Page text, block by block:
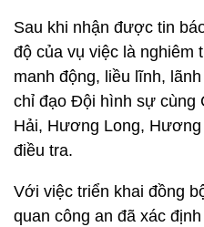
Sau khi nhận được tin
độ của vụ việc là nghiêm
manh động, liều lĩnh,
chỉ đạo Đội hình sự cùng
Hải, Hương Long,
điều tra.
Với việc triển khai đồng
quan công an đã xác